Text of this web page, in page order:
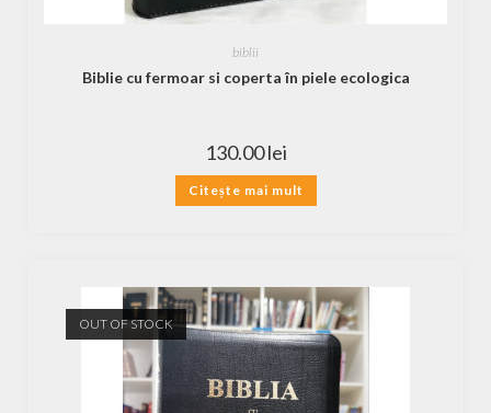
biblii
Biblie cu fermoar si coperta în piele ecologica
130.00lei
Citește mai mult
OUT OF STOCK